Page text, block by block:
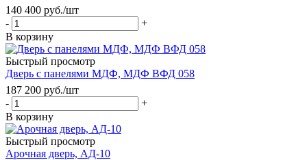
140 400 руб./шт
-
+
В корзину
Быстрый просмотр
Дверь с панелями МДФ, МДФ ВФД 058
187 200 руб./шт
-
+
В корзину
Быстрый просмотр
Арочная дверь, АД-10